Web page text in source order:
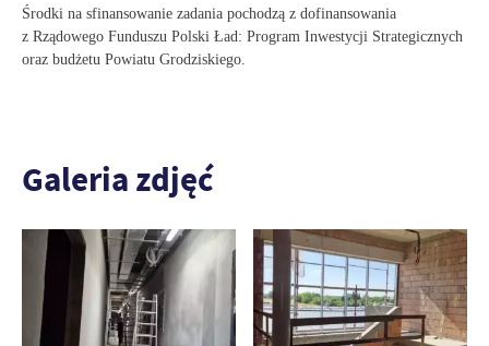
Środki na sfinansowanie zadania pochodzą z dofinansowania
z Rządowego Funduszu Polski Ład: Program Inwestycji Strategicznych
oraz budżetu Powiatu Grodziskiego.
Galeria zdjęć